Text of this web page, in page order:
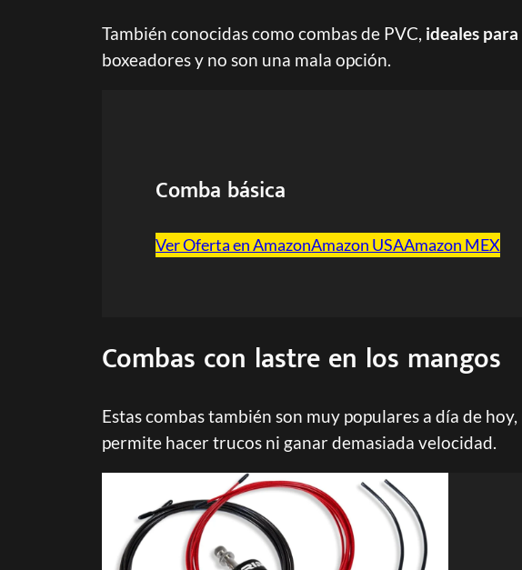
También conocidas como combas de PVC, ideales
boxeadores y no son una mala opción.
Comba básica
Ver Oferta en AmazonAmazon USAAmazon MEX
Combas con lastre en los mangos
Estas combas también son muy populares a día de hoy,
permite hacer trucos ni ganar demasiada velocidad.